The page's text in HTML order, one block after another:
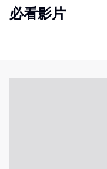
必看影片